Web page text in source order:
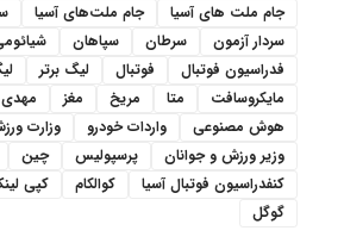
جام ملت های آسیا
جام ملت‌های آسیا
سردار آزمون
سرطان سپاهان
فدراسیون فوتبال
فوتبال لیگ برتر
مایکروسافت
متا مریخ مغز
هوش مصنوعی
واردات خودرو
وزارت
وزیر ورزش و جوانان
پرسپولیس چین
کنفدراسیون فوتبال آسیا
کوالکام کپی
گوگل